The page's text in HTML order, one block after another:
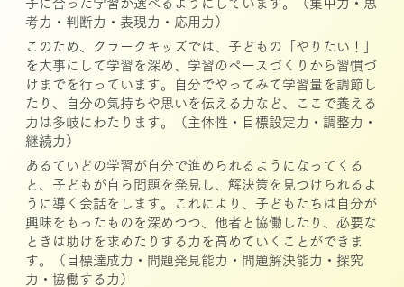
子に合った学習が選べるようにしています。（集中力・思
考力・判断力・表現力・応用力）
このため、クラークキッズでは、子どもの「やりたい！」
を大事にして学習を深め、学習のペースづくりから習慣づ
けまでを行っています。自分でやってみて学習量を調節し
たり、自分の気持ちや思いを伝える力など、ここで養える
力は多岐にわたります。（主体性・目標設定力・調整力・
継続力）
あるていどの学習が自分で進められるようになってくる
と、子どもが自ら問題を発見し、解決策を見つけられるよ
うに導く会話をします。これにより、子どもたちは自分が
興味をもったものを深めつつ、他者と協働したり、必要な
ときは助けを求めたりする力を高めていくことができま
す。（目標達成力・問題発見能力・問題解決能力・探究
力・協働する力）